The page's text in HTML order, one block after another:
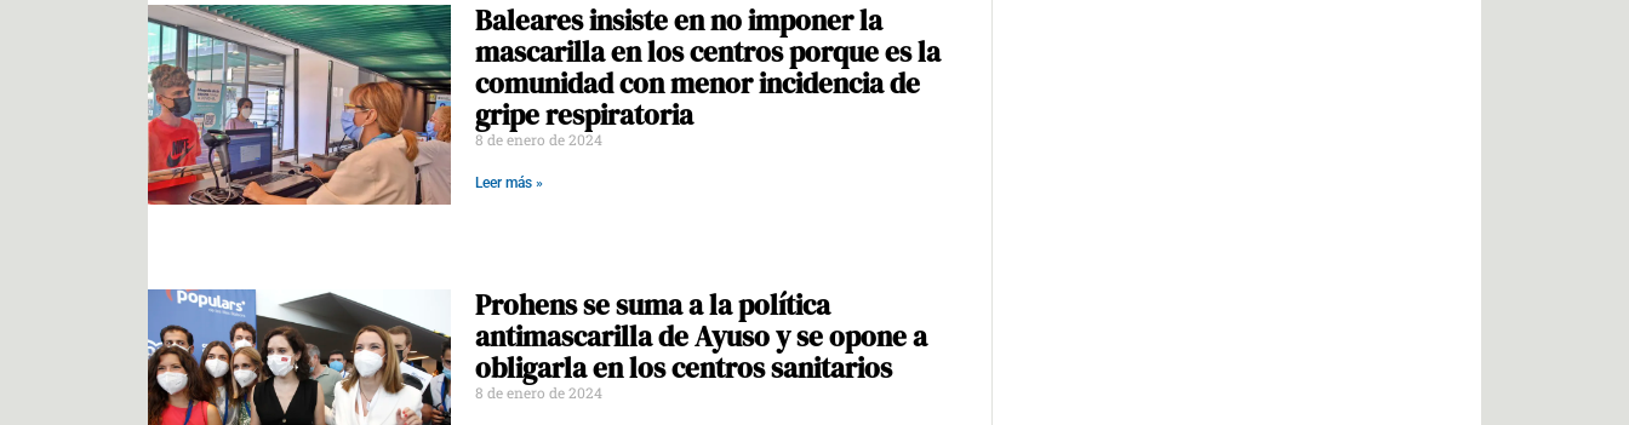
Baleares insiste en no imponer la
mascarilla en los centros porque es la
comunidad con menor incidencia de
gripe respiratoria
8 de enero de 2024
Leer más »
Prohens se suma a la política
antimascarilla de Ayuso y se opone a
obligarla en los centros sanitarios
8 de enero de 2024